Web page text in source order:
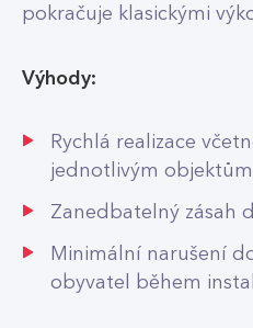
pokračuje klasickými
Výhody:
Rychlá realizace
jednotlivým objektům
Zanedbatelný zásah
Minimální narušení
obyvatel během